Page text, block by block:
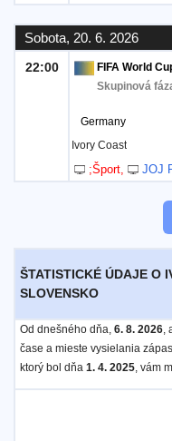
Sobota, 20. 6. 2026
22:00
FIFA World
Skupinová
Germany
Ivory Coast
;Šport JOJ
ŠTATISTICKÉ ÚDAJE O
SLOVENSKO
Od dnešného dňa, 6. 8. 2026,
čase a mieste vysielania
ktorý bol dňa 1. 4. 2025, vám